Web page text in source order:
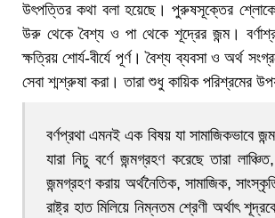
উৎপত্তির কথা বলা হয়েছে। পুরুষসূক্তের শ্লোকে
উরু থেকে বৈশ্য ও পা থেকে শূদ্রের জন্ম।
ক্ষত্রিয় শোর্য-বীর্যে পূর্ণ। বৈশ্য ব্যবসা ও অর্থ
সেবা শ্মশ্রুষা করা। তারা শুধু কায়িক পরিশ্রমের
বর্ণপ্রথা এমনই এক বিষয় যা সামাজিকভাবে
যারা নিচু বর্ণে জন্মগ্রহণ করেছে তারা
জন্মগ্রহণ করায় অর্থনৈতিক, সামাজিক,
রাষ্ট্র হাত মিলিয়ে নিম্নতম শ্রেণী অর্থাৎ